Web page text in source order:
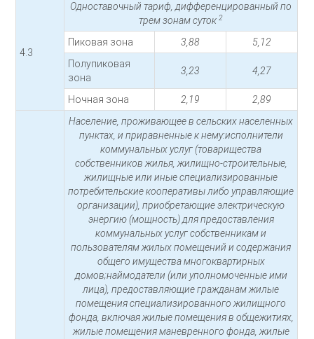
4.3
Одноставочный тариф, дифференцированный по
трем зонам суток2
Пиковая зона 3,88
5,12
Полупиковая
зона
3,23 4,27
Ночная зона 2,19 2,89
Население, проживающее в сельских населенных
пунктах, и приравненные к нему:исполнители
коммунальных услуг (товарищества
собственников жилья, жилищно-строительные,
жилищные или иные специализированные
потребительские кооперативы либо управляющие
организации), приобретающие электрическую
энергию (мощность) для предоставления
коммунальных услуг собственникам и
пользователям жилых помещений и содержания
общего имущества многоквартирных
домов;наймодатели (или уполномоченные ими
лица), предоставляющие гражданам жилые
помещения специализированного жилищного
фонда, включая жилые помещения в общежитиях,
жилые помещения маневренного фонда, жилые